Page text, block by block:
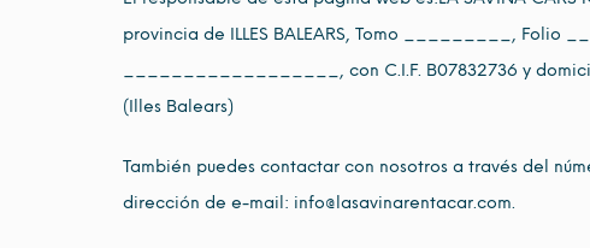
provincia de ILLES BALEARS, Tomo _________,
__________________, con C.I.F. B07832736 y
(Illes Balears)
También puedes contactar con nosotros a través del
dirección de e-mail: info@lasavinarentacar.com.